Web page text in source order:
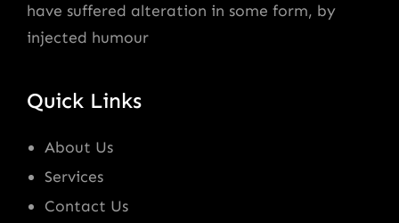
have suffered alteration in some form, by
injected humour
Quick Links
About Us
Services
Contact Us